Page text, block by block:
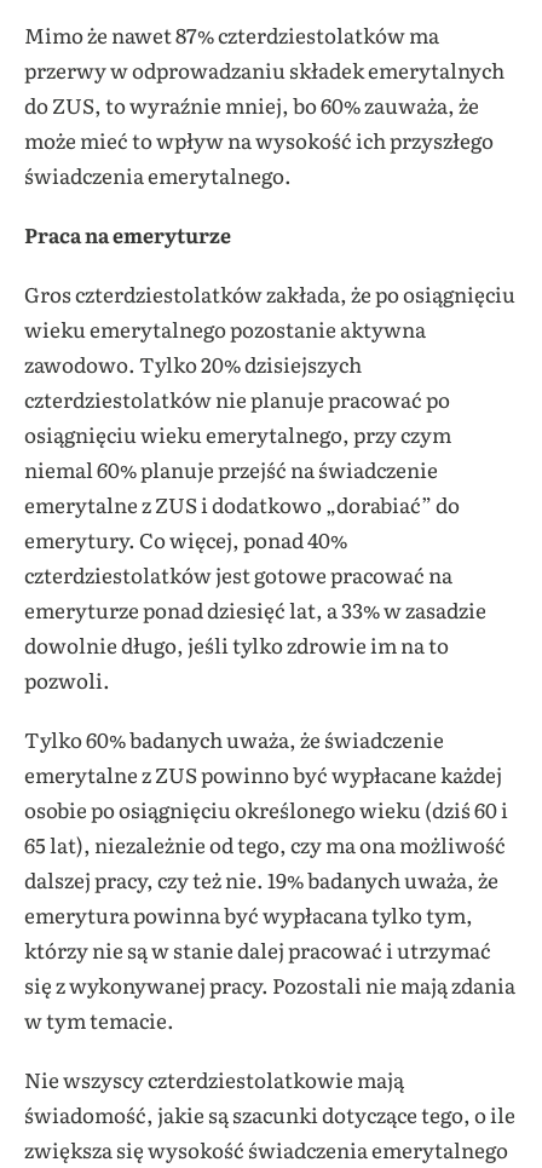
Mimo że nawet 87% czterdziestolatków ma
przerwy w odprowadzaniu składek emerytalnych
do ZUS, to wyraźnie mniej, bo 60% zauważa, że
może mieć to wpływ na wysokość ich przyszłego
świadczenia emerytalnego.
Praca na emeryturze
Gros czterdziestolatków zakłada, że po osiągnięciu
wieku emerytalnego pozostanie aktywna
zawodowo. Tylko 20% dzisiejszych
czterdziestolatków nie planuje pracować po
osiągnięciu wieku emerytalnego, przy czym
niemal 60% planuje przejść na świadczenie
emerytalne z ZUS i dodatkowo „dorabiać” do
emerytury. Co więcej, ponad 40%
czterdziestolatków jest gotowe pracować na
emeryturze ponad dziesięć lat, a 33% w zasadzie
dowolnie długo, jeśli tylko zdrowie im na to
pozwoli.
Tylko 60% badanych uważa, że świadczenie
emerytalne z ZUS powinno być wypłacane każdej
osobie po osiągnięciu określonego wieku (dziś 60 i
65 lat), niezależnie od tego, czy ma ona możliwość
dalszej pracy, czy też nie. 19% badanych uważa, że
emerytura powinna być wypłacana tylko tym,
którzy nie są w stanie dalej pracować i utrzymać
się z wykonywanej pracy. Pozostali nie mają zdania
w tym temacie.
Nie wszyscy czterdziestolatkowie mają
świadomość, jakie są szacunki dotyczące tego, o ile
zwiększa się wysokość świadczenia emerytalnego